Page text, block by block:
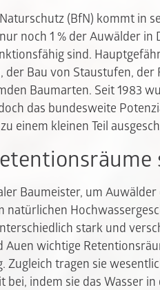
(BfN) kommt in
noch 1 % der Auwälder
sind.
der Bau von Staustufen,
Baumarten. Seit 1983
das bundesweite
einem kleinen Teil
Baumeister, um
natürlichen
stark und
Auen wichtige
Zugleich tragen sie
bei, indem sie das Wasser